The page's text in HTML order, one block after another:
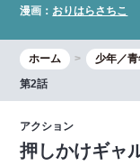
漫画： おりはらさちこ
ホーム 少年／
第2話
アクション
押しかけギャ